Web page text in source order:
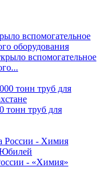
вспомогательное
тонн труб для
- «Химия»